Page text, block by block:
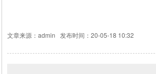
文章来源：admin 发布时间：20-05-18 10:32